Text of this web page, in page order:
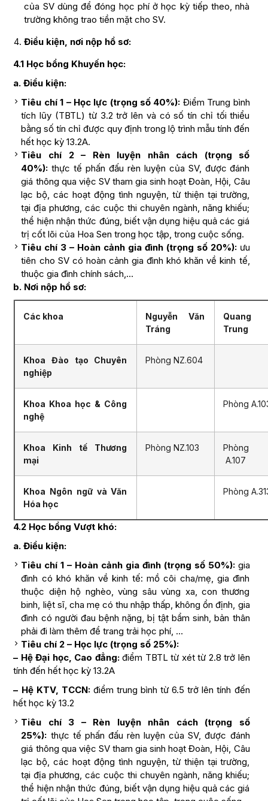
của SV dùng để đóng học phí ở học kỳ tiếp theo, nhà
trường không trao tiền mặt cho SV.
Điều kiện, nơi nộp hồ sơ:
4.1 Học bổng Khuyến học:
a. Điều kiện:
Tiêu chí 1 – Học lực (trọng số 40%): Điểm Trung bình
tích lũy (TBTL) từ 3.2 trở lên và có số tín chỉ tối thiểu
bằng số tín chỉ được quy định trong lộ trình mẫu tính đến
hết học kỳ 13.2A.
Tiêu chí 2 – Rèn luyện nhân cách (trọng số
40%): thực tế phấn đấu rèn luyện của SV, được đánh
giá thông qua việc SV tham gia sinh hoạt Đoàn, Hội, Câu
lạc bộ, các hoạt động tình nguyện, từ thiện tại trường,
tại địa phương, các cuộc thi chuyên ngành, năng khiếu;
thể hiện nhận thức đúng, biết vận dụng hiệu quả các giá
trị cốt lõi của Hoa Sen trong học tập, trong cuộc sống.
Tiêu chí 3 – Hoàn cảnh gia đình (trọng số 20%):ưu
tiên cho SV có hoàn cảnh gia đình khó khăn về kinh tế,
thuộc gia đình chính sách,…
b. Nơi nộp hồ sơ:
Các khoa
Nguyễn Văn
Tráng
Quang
Trung
Khoa Đào tạo Chuyên
nghiệp
Phòng NZ.604
Khoa Khoa học & Công
nghệ
Phòng
Khoa Kinh tế Thương
mại
Phòng NZ.103
Phòng
A.107
Khoa Ngôn ngữ và Văn
Hóa học
Phòng
4.2 Học bổng Vượt khó:
a. Điều kiện:
Tiêu chí 1 – Hoàn cảnh gia đình (trọng số 50%):gia
đình có khó khăn về kinh tế: mồ côi cha/mẹ, gia đình
thuộc diện hộ nghèo, vùng sâu vùng xa, con thương
binh, liệt sĩ, cha mẹ có thu nhập thấp, không ổn định, gia
đình có người đau bệnh nặng, bị tật bẩm sinh, bản thân
phải đi làm thêm để trang trải học phí, …
Tiêu chí 2 – Học lực (trọng số 25%):
– Hệ Đại học, Cao đẳng:điểm TBTL từ xét từ 2.8 trở lên
tính đến hết học kỳ 13.2A
– Hệ KTV, TCCN: điểm trung bình từ 6.5 trở lên tính đến
hết học kỳ 13.2
Tiêu chí 3 – Rèn luyện nhân cách (trọng số
25%): thực tế phấn đấu rèn luyện của SV, được đánh
giá thông qua việc SV tham gia sinh hoạt Đoàn, Hội, Câu
lạc bộ, các hoạt động tình nguyện, từ thiện tại trường,
tại địa phương, các cuộc thi chuyên ngành, năng khiếu;
thể hiện nhận thức đúng, biết vận dụng hiệu quả các giá